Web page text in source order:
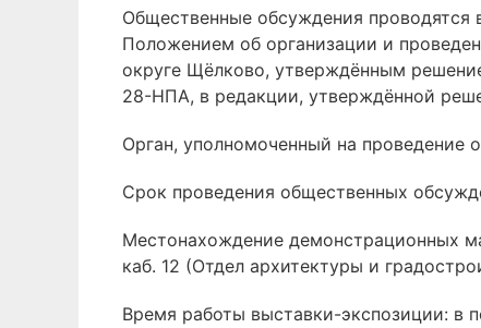
Общественные обсуждения проводятся
Положением об организации и
округе Щёлково, утверждённым
28-НПА, в редакции, утверждённой
Орган, уполномоченный на проведение
Срок проведения общественных
Местонахождение демонстрационных
каб. 12 (Отдел архитектуры и
Время работы выставки-экспозиции: в